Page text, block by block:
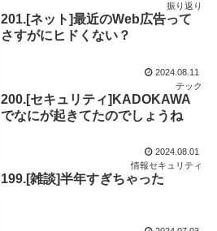
振り返り
201.[ネット]最近のWeb広告って
さすがにヒドくない？
2024.08.11
テック
200.[セキュリティ]KADOKAWA
でなにが起きてたのでしょうね
2024.08.01
情報セキュリティ
199.[雑談]半年すぎちゃった